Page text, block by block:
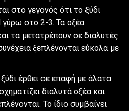
στο γεγονός ότι το ξύδι
γύρω στο 2-3. Τα οξέα
τα μετατρέπουν σε διαλυτές
ξεπλένονται εύκολα με
έρθει σε επαφή με άλατα
διαλυτά οξέα και
Το ίδιο συμβαίνει